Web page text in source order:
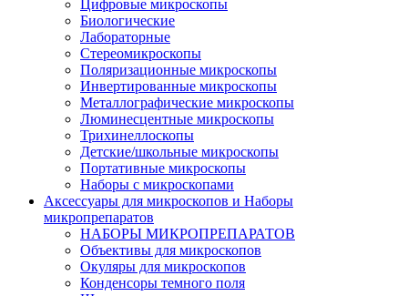
Цифровые микроскопы
Биологические
Лабораторные
Стереомикроскопы
Поляризационные микроскопы
Инвертированные микроскопы
Металлографические микроскопы
Люминесцентные микроскопы
Трихинеллоскопы
Детские/школьные микроскопы
Портативные микроскопы
Наборы с микроскопами
Аксессуары для микроскопов и Наборы
микропрепаратов
НАБОРЫ МИКРОПРЕПАРАТОВ
Объективы для микроскопов
Окуляры для микроскопов
Конденсоры темного поля